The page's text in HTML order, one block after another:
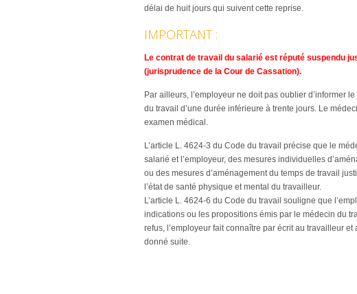
délai de huit jours qui suivent cette reprise.
IMPORTANT :
Le contrat de travail du salarié est réputé suspendu
(jurisprudence de la Cour de Cassation).
Par ailleurs, l’employeur ne doit pas oublier d’informer
du travail d’une durée inférieure à trente jours. Le
examen médical.
L’article L. 4624-3 du Code du travail précise que le
salarié et l’employeur, des mesures individuelles
ou des mesures d’aménagement du temps de travail
l’état de santé physique et mental du travailleur.
L’article L. 4624-6 du Code du travail souligne que
indications ou les propositions émis par le médecin du
refus, l’employeur fait connaître par écrit au travailleur
donné suite.